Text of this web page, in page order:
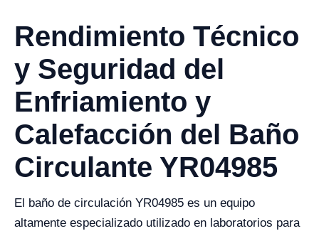
Rendimiento Técnico
y Seguridad del
Enfriamiento y
Calefacción del Baño
Circulante YR04985
El baño de circulación YR04985 es un equipo
altamente especializado utilizado en laboratorios para